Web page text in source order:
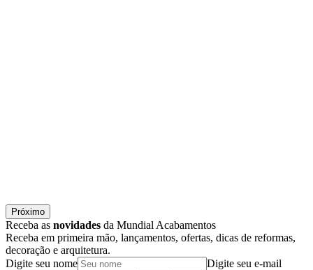
Próximo
Receba as novidades da Mundial Acabamentos
Receba em primeira mão, lançamentos, ofertas, dicas de reformas,
decoração e arquitetura.
Digite seu nome
Digite seu e-mail